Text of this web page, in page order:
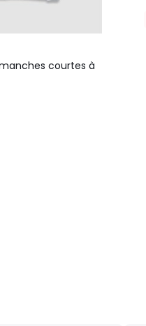
courtes à